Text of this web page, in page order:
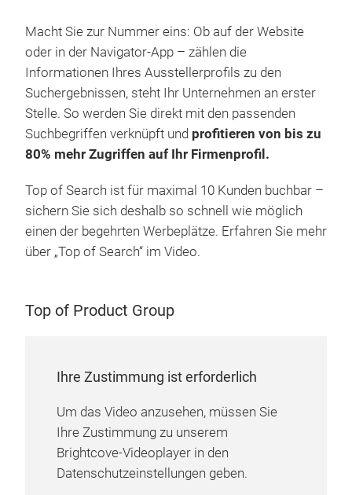
Macht Sie zur Nummer eins: Ob auf der Website
oder in der Navigator-App – zählen die
Informationen Ihres Ausstellerprofils zu den
Suchergebnissen, steht Ihr Unternehmen an erster
Stelle. So werden Sie direkt mit den passenden
Suchbegriffen verknüpft und profitieren von bis zu
80% mehr Zugriffen auf Ihr Firmenprofil.
Top of Search ist für maximal 10 Kunden buchbar –
sichern Sie sich deshalb so schnell wie möglich
einen der begehrten Werbeplätze. Erfahren Sie mehr
über „Top of Search“ im Video.
Top of Product Group
Ihre Zustimmung ist erforderlich
Um das Video anzusehen, müssen Sie
Ihre Zustimmung zu unserem
Brightcove-Videoplayer in den
Datenschutzeinstellungen geben.